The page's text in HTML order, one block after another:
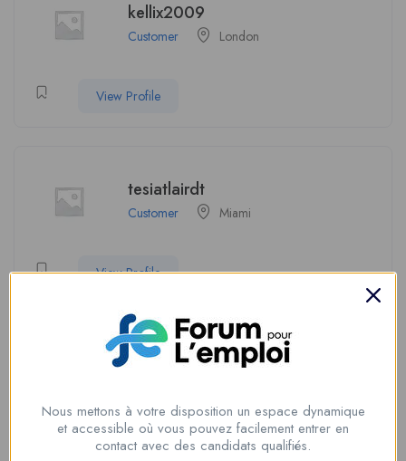
kellix2009
Customer London
View Profile
tesiatlairdt
Customer Miami
View Profile
Soyez le premier à donner votre avis sur
Vous devez êtreconnectépour poster un avis.
Nous mettons à votre disposition un espace dynamique
et accessible où vous pouvez facilement entrer en
contact avec des candidats qualifiés.